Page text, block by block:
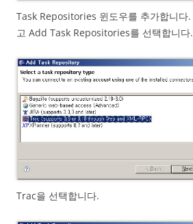
Task Repositories 윈도우를 추가합니다
고 Add Task Repositories를 선택합니다.
Trac을 선택합니다.